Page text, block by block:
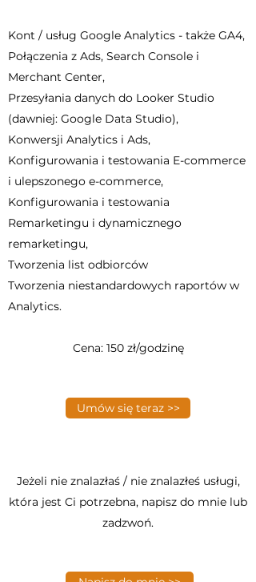
Kont / usług Google Analytics - także GA4,
Połączenia z Ads, Search Console i
Merchant Center,
Przesyłania danych do Looker Studio
(dawniej: Google Data Studio),
Konwersji Analytics i Ads,
Konfigurowania i testowania E-commerce
i ulepszonego e-commerce,
Konfigurowania i testowania
Remarketingu i dynamicznego
remarketingu,
Tworzenia list odbiorców
Tworzenia niestandardowych raportów w
Analytics.
Cena: 150 zł/godzinę
Umów się teraz >>
Jeżeli nie znalazłaś / nie znalazłeś usługi,
która jest Ci potrzebna, napisz do mnie lub
zadzwoń.